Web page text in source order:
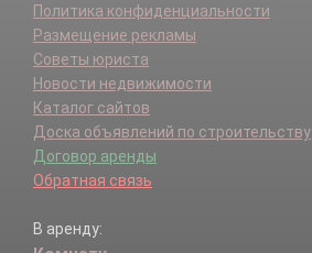
Верхнее Пикалово д.
Волосово д.
Высоково д.
Гавриково д.
Глуховка д.
Голыгино д.
Горелово д.
Городище д.
Гришино д.
Политика конфиденциальности
Размещение рекламы
Советы юриста
Новости недвижимости
Каталог сайтов
Доска объявлений по строительству
Договор аренды
Обратная связь
В аренду: